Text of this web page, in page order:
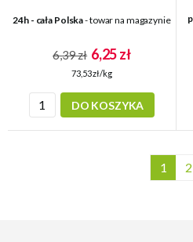
24h - cała Polska- towar na magazynie
6,39 zł 6,25 zł
73,53 zł/kg
DO KOSZYKA
1 2